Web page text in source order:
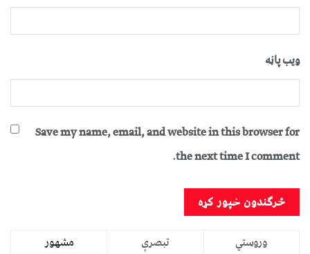
ویب پاڼه
Save my name, email, and website in this browser for
the next time I comment.
مشهور تبصرې
وروستي